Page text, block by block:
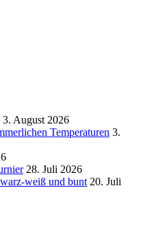
3. August 2026
Temperaturen 3.
28. Juli 2026
weiß und bunt 20. Juli